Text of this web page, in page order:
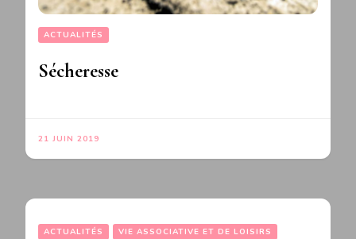
ACTUALITÉS
Sécheresse
21 JUIN 2019
ACTUALITÉS VIE ASSOCIATIVE ET DE LOISIRS